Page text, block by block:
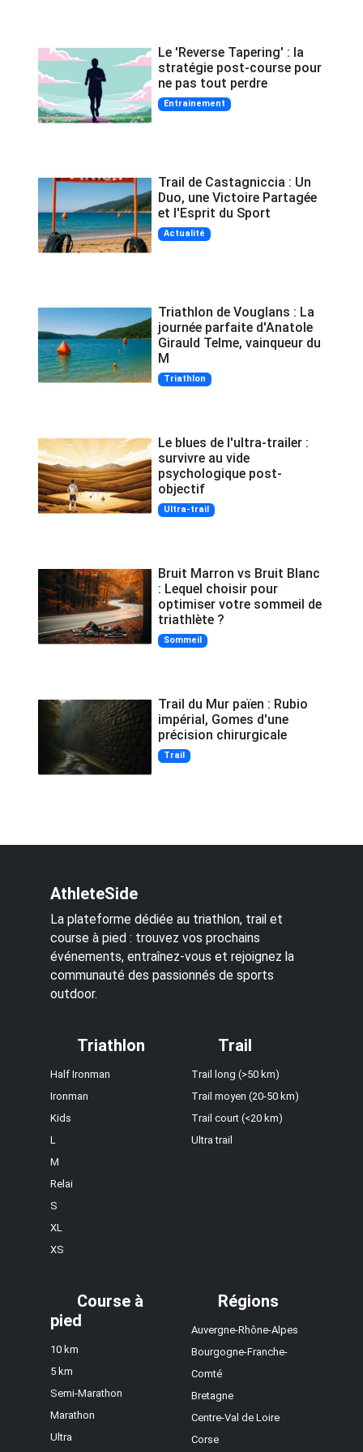
Le 'Reverse Tapering' : la
stratégie post-course pour
ne pas tout perdre
Entrainement
Trail de Castagniccia : Un
Duo, une Victoire Partagée
et l'Esprit du Sport
Actualité
Triathlon de Vouglans : La
journée parfaite d'Anatole
Girauld Telme, vainqueur du
M
Triathlon
Le blues de l'ultra-trailer :
survivre au vide
psychologique post-
objectif
Ultra-trail
Bruit Marron vs Bruit Blanc
: Lequel choisir pour
optimiser votre sommeil de
triathlète ?
Sommeil
Trail du Mur païen : Rubio
impérial, Gomes d'une
précision chirurgicale
Trail
AthleteSide
La plateforme dédiée au triathlon, trail et
course à pied : trouvez vos prochains
événements, entraînez-vous et rejoignez la
communauté des passionnés de sports
outdoor.
Triathlon
Half Ironman
Ironman
Kids
L
M
Relai
S
XL
XS
Trail
Trail long (>50 km)
Trail moyen (20-50 km)
Trail court (<20 km)
Ultra trail
Course à
pied
10 km
5 km
Semi-Marathon
Marathon
Ultra
Régions
Auvergne-Rhône-Alpes
Bourgogne-Franche-
Comté
Bretagne
Centre-Val de Loire
Corse